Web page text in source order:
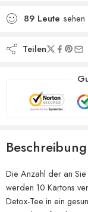
89 Leute
Teilen
Beschreibung
Die Anzahl der an
werden 10 Kartons
Detox-Tee in ein